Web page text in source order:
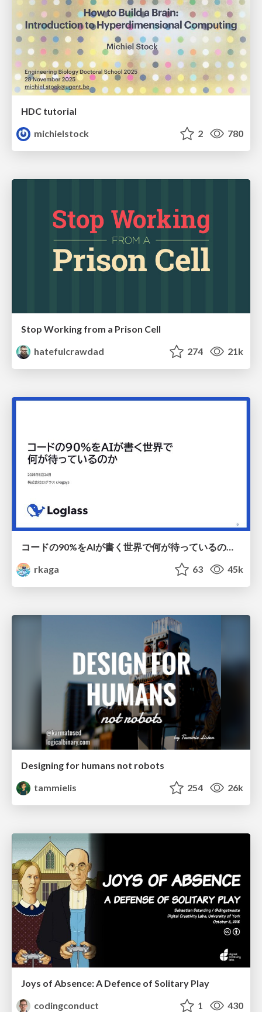
HDC tutorial
michielstock
2 780
Stop Working from a Prison Cell
hatefulcrawdad
274 21k
コードの90%をAIが書く世界で何が待っているのか / What awaits us in a world where 90% of the code is written by AI
rkaga
63 45k
Designing for humans not robots
tammielis
254 26k
Joys of Absence: A Defence of Solitary Play
codingconduct
1 430